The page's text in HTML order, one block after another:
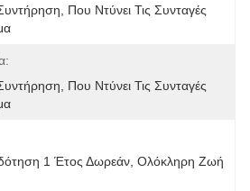
Που Ντύνει Τις Συνταγές
Που Ντύνει Τις Συνταγές
1 Έτος Δωρεάν, Ολόκληρη Ζωή